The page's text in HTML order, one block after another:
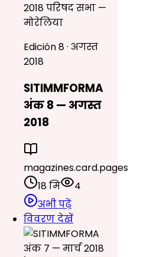
2018 परिषद सभा —
मोरेलिया
Edición 8 · अगस्त
2018
SITIMMFORMA
अंक 8 — अगस्त
2018
magazines.card.pages
18 मि
4
अभी पढ़ें
विवरण देखें